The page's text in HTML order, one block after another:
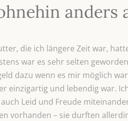
anders
die ich längere Zeit war,
war es sehr selten
dazu wenn es mir möglich
einzigartig und lebendig war.
Leid und Freude
vorhanden – sie durften